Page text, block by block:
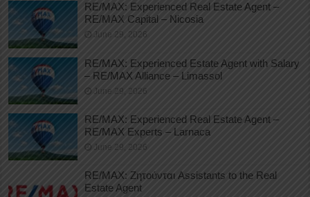
RE/MAX: Experienced Real Estate Agent –
RE/MAX Capital – Nicosia
June 29, 2026
RE/MAX: Experienced Estate Agent with Salary
– RE/MAX Alliance – Limassol
June 29, 2026
RE/MAX: Experienced Real Estate Agent –
RE/MAX Experts – Larnaca
June 29, 2026
RE/MAX: Ζητούνται Assistants to the Real
Estate Agent